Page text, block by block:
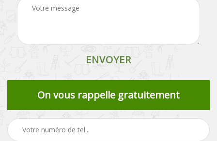
On vous rappelle gratuitement